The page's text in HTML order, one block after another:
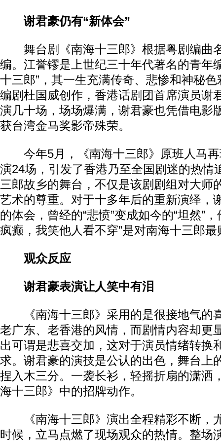
谢君豪仍有“新体会”
舞台剧《南海十三郎》根据粤剧编曲
编。江誉镠是上世纪三十年代著名的青年
十三郎”，其一生充满传奇、悲惨和神秘
编剧杜国威创作，香港话剧团首席演员谢
演几十场，场场爆满，谢君豪也凭借电影
获台湾金马奖影帝殊荣。
今年5月，《南海十三郎》原班人马再
演24场，引发了香港乃至全国剧迷的热情
三郎故乡的舞台，不仅是该剧剧组对大师
艺术的尊重。对于十多年后的重新演绎，
的体会，曾经的“悲愤”变成如今的“坦然”
疯癫，我笑他人看不穿”是对南海十三郎
观众反应
谢君豪表演让人笑中有泪
《南海十三郎》采用的是很接地气的
老广东、老香港的风情，而剧情内容却更
出可谓是悲喜交加，这对于演员情绪转换
求。谢君豪的演技是公认的出色，舞台上
捏入木三分。一袭长衫，轻摇折扇的潇洒
海十三郎》中的招牌动作。
《南海十三郎》演出全程精彩不断，
时候，立马点燃了现场观众的热情。整场